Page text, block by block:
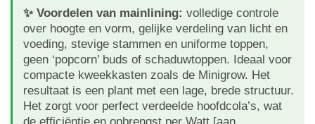
✨ Voordelen van mainlining: volledige controle
over hoogte en vorm, gelijke verdeling van licht en
voeding, stevige stammen en uniforme toppen,
geen ‘popcorn’ buds of schaduwtoppen. Ideaal voor
compacte kweekkasten zoals de Minigrow. Het
resultaat is een plant met een lage, brede structuur.
Het zorgt voor perfect verdeelde hoofdcola’s, wat